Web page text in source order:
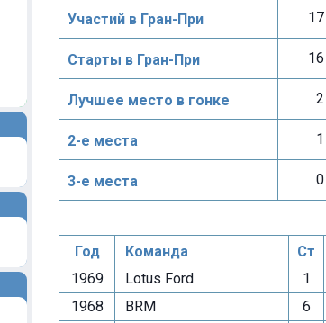
Участий в Гран-При 17
Старты в Гран-При 16
Лучшее место в гонке 2
2-е места 1
3-е места 0
Год Команда Ст
1969
Lotus Ford 1
1968
BRM 6